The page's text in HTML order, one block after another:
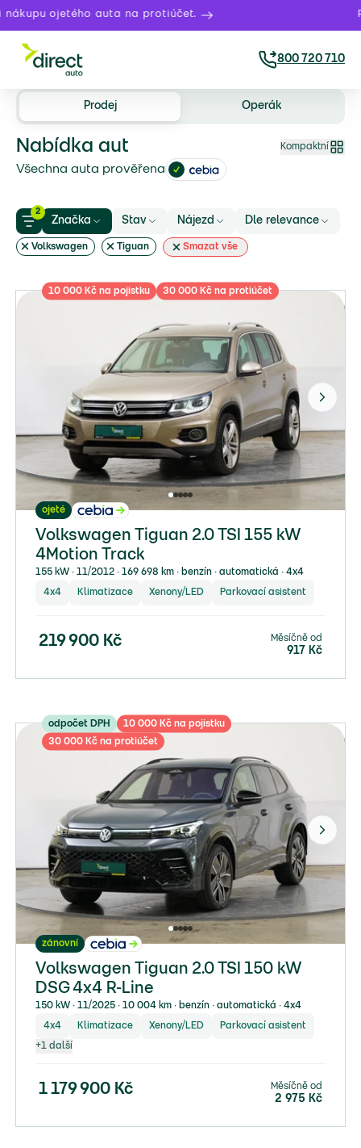
ojetého auta na protiúčet. Právě
800 720 710
Prodej Operák
Nabídka aut Kompaktní
Všechna auta prověřena
2
Značka Stav Nájezd Dle relevance
Volkswagen Tiguan Smazat vše
10 000 Kč na pojistku 30 000 Kč na protiúčet
ojeté
Volkswagen Tiguan 2.0 TSI 155 kW
4Motion Track
155 kW ∙ 11/2012 ∙ 169 698 km ∙ benzín ∙ automatická ∙ 4x4
4x4 Klimatizace Xenony/LED Parkovací asistent
219 900 Kč Měsíčně od
917 Kč
odpočet DPH
10 000 Kč na pojistku
30 000 Kč na protiúčet
zánovní
Volkswagen Tiguan 2.0 TSI 150 kW
DSG 4x4 R-Line
150 kW ∙ 11/2025 ∙ 10 004 km ∙ benzín ∙ automatická ∙ 4x4
4x4 Klimatizace Xenony/LED Parkovací asistent
+1 další
1 179 900 Kč Měsíčně od
2 975 Kč